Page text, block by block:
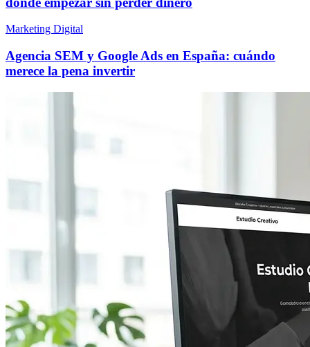
Marketing Digital
Agencia SEM y Google Ads en España: cuándo
merece la pena invertir